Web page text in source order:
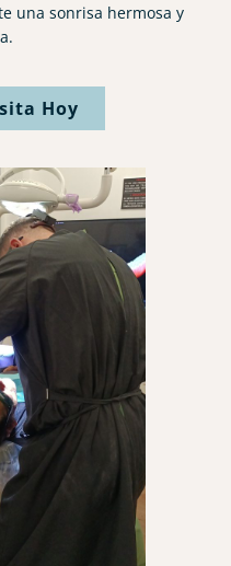
una sonrisa hermosa y
Hoy